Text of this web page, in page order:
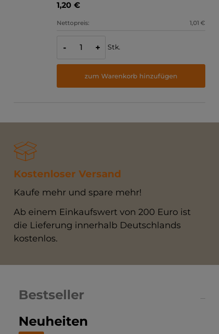
1,20 €
Nettopreis: 1,01 €
- + Stk.
zum Warenkorb hinzufügen
Kostenloser Versand
Kaufe mehr und spare mehr!
Ab einem Einkaufswert von 200 Euro ist
die Lieferung innerhalb Deutschlands
kostenlos.
Neuheiten
Bestseller